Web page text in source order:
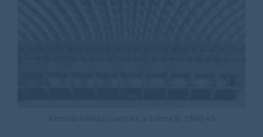
A torinói kiállítás csarnoka, a Salone B, 1948-49